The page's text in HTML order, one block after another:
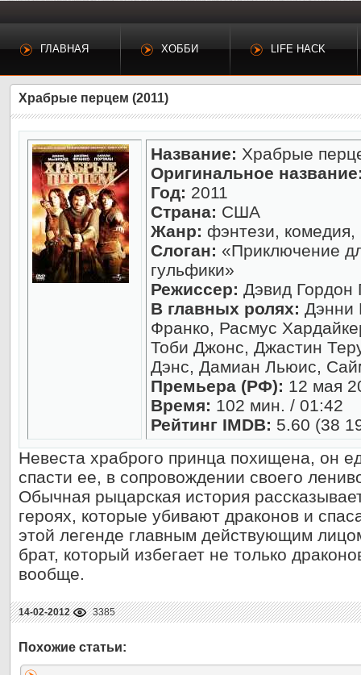
ГЛАВНАЯ ХОББИ LIFE HACK
Храбрые перцем (2011)
Название: Храбрые
Оригинальное
Год: 2011
Страна: США
Жанр: фэнтези,
Слоган: «Приключение
гульфики»
Режиссер: Дэвид Гордон
В главных ролях: Дэнни
Франко, Расмус
Тоби Джонс, Джастин
Дэнс, Дамиан Льюис,
Премьера (РФ): 12 мая
Время: 102 мин. / 01:42
Рейтинг IMDB: 5.60 (38
Невеста храброго принца похищена, он
спасти ее, в сопровождении своего
Обычная рыцарская история
героях, которые убивают драконов и
этой легенде главным действующим
брат, который избегает не только
вообще.
14-02-2012 3385